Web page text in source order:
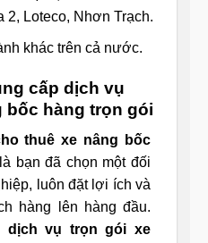
2, Loteco, Nhơn Trạch.
khác trên cả nước.
cấp dịch vụ
bốc hàng trọn gói
thuê xe nâng bốc
bạn đã chọn một đối
luôn đặt lợi ích và
hàng lên hàng đầu.
dịch vụ trọn gói xe